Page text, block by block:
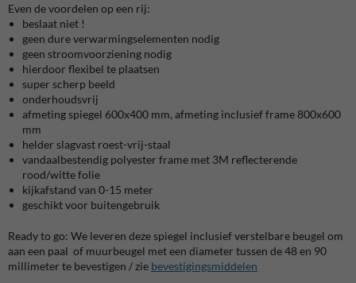
Even de voordelen op een rij:
beslaat niet !
geen dure verwarmingselementen nodig
geen stroomvoorziening nodig
hierdoor flexibel te plaatsen
super scherp beeld
onderhoudsvrij
afmeting spiegel 600x400 mm, afmeting inclusief frame 800x600
mm
helder slagvast roest-vrij-staal
vandaalbestendig polyester frame met 3M reflecterende
rood/witte folie
kijkafstand van 0-15 meter
geschikt voor buitengebruik
Ready to go: We leveren deze spiegel inclusief verstelbare beugel om
aan een paal of muurbeugel met een diameter tussen de 48 en 90
millimeter te bevestigen / zie bevestigingsmiddelen